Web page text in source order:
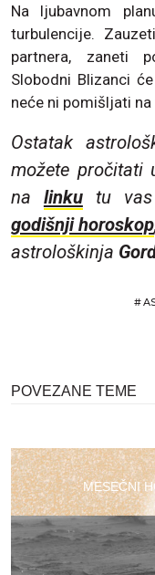
Na ljubavnom
turbulencije.
partnera, zaneti
Slobodni Blizanci
neće ni pomišljati
Ostatak
možete pročitati
na linkutu
godišnji horoskop
astrološkinja
#
POVEZANE TEME
MESEČNI